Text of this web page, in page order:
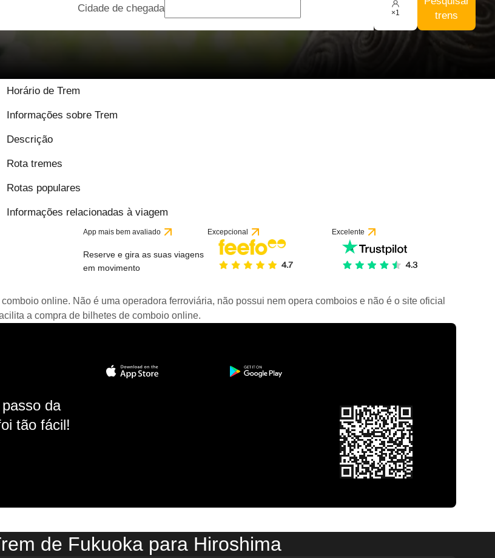
Cidade de chegada ×1
trens
Horário de Trem
Informações sobre Trem
Descrição
Rota tremes
Rotas populares
Informações relacionadas à viagem
App mais bem avaliado
Reserve e gira as suas viagens
em movimento
Excepcional Excelente
online. Não é uma operadora ferroviária, não possui nem opera comboios e não é o site oficial
a compra de bilhetes de comboio online.
da
tão fácil!
de Fukuoka para Hiroshima
9.3 / 10 baseado em 16 avaliações